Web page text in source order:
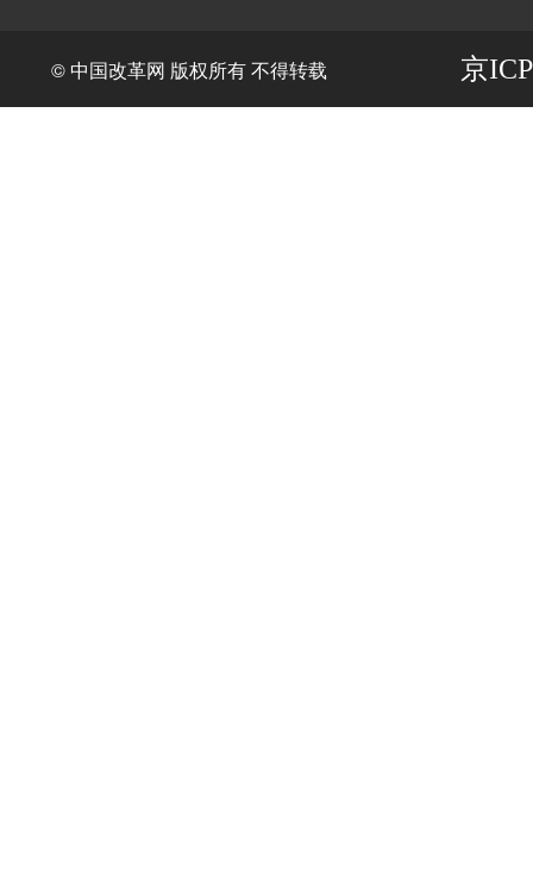
© 中国改革网 版权所有 不得转载 京